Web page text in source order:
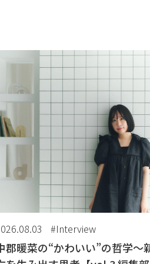
#Interview
郡暖菜の“かわいい”の哲学〜